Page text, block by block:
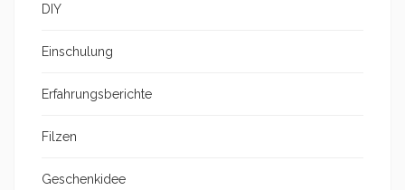
DIY
Einschulung
Erfahrungsberichte
Filzen
Geschenkidee